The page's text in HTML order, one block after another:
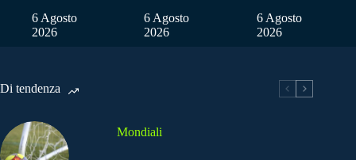
6 Agosto
2026
6 Agosto
2026
6 Agosto
2026
Di tendenza
Mondiali